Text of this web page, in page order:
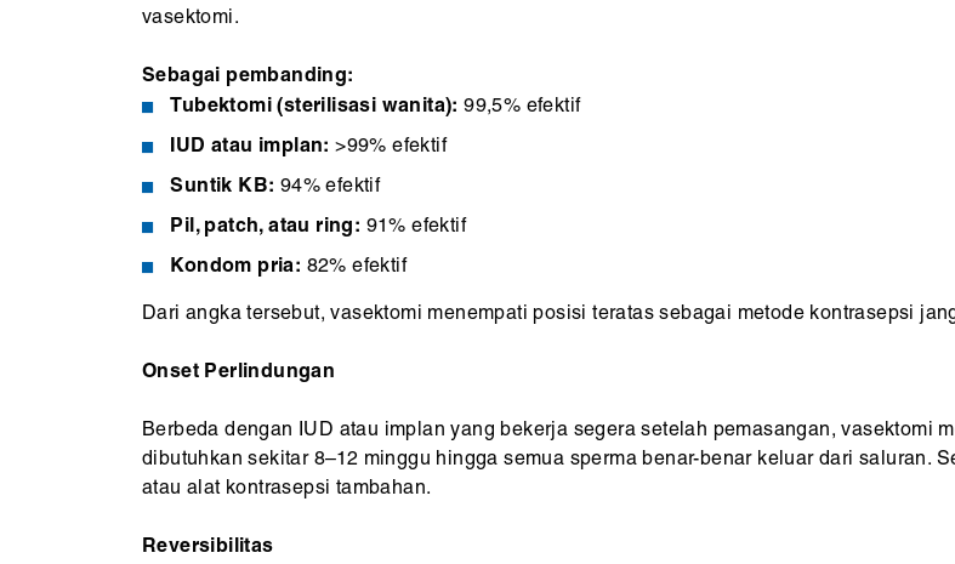
vasektomi.
Sebagai pembanding:
Tubektomi (sterilisasi wanita): 99,5% efektif
IUD atau implan: >99% efektif
Suntik KB: 94% efektif
Pil, patch, atau ring: 91% efektif
Kondom pria: 82% efektif
Dari angka tersebut, vasektomi menempati posisi teratas sebagai metode kontrasepsi
Onset Perlindungan
Berbeda dengan IUD atau implan yang bekerja segera setelah pemasangan, vasektomi
dibutuhkan sekitar 8–12 minggu hingga semua sperma benar-benar keluar dari saluran.
atau alat kontrasepsi tambahan.
Reversibilitas